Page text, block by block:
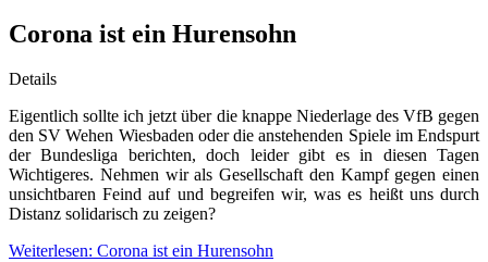
Corona ist ein Hurensohn
Details
Eigentlich sollte ich jetzt über die knappe Niederlage des VfB gegen
den SV Wehen Wiesbaden oder die anstehenden Spiele im Endspurt
der Bundesliga berichten, doch leider gibt es in diesen Tagen
Wichtigeres. Nehmen wir als Gesellschaft den Kampf gegen einen
unsichtbaren Feind auf und begreifen wir, was es heißt uns durch
Distanz solidarisch zu zeigen?
Weiterlesen: Corona ist ein Hurensohn